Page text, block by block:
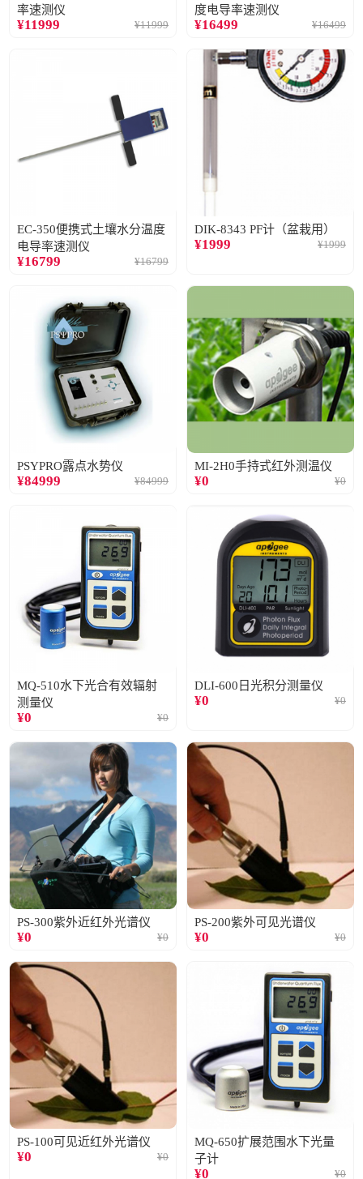
率速测仪
¥11999 ¥11999
度电导率速测仪
¥16499 ¥16499
EC-350便携式土壤水分温度
电导率速测仪
¥16799 ¥16799
DIK-8343 PF计（盆栽用）
¥1999 ¥1999
PSYPRO露点水势仪
¥84999 ¥84999
MI-2H0手持式红外测温仪
¥0 ¥0
MQ-510水下光合有效辐射
测量仪
¥0 ¥0
DLI-600日光积分测量仪
¥0 ¥0
PS-300紫外近红外光谱仪
¥0 ¥0
PS-200紫外可见光谱仪
¥0 ¥0
PS-100可见近红外光谱仪
¥0 ¥0
MQ-650扩展范围水下光量
子计
¥0 ¥0